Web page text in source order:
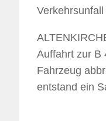
Auffahrt zur B
Fahrzeug
entstand ein